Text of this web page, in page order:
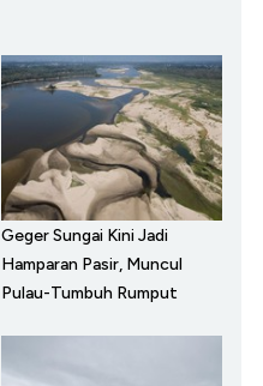
Geger Sungai Kini Jadi
Hamparan Pasir, Muncul
Pulau-Tumbuh Rumput